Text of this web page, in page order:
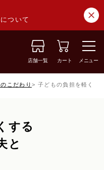
ついて
店舗一覧 カート メニュー
こだわり 子どもの負担を軽くす
する
と